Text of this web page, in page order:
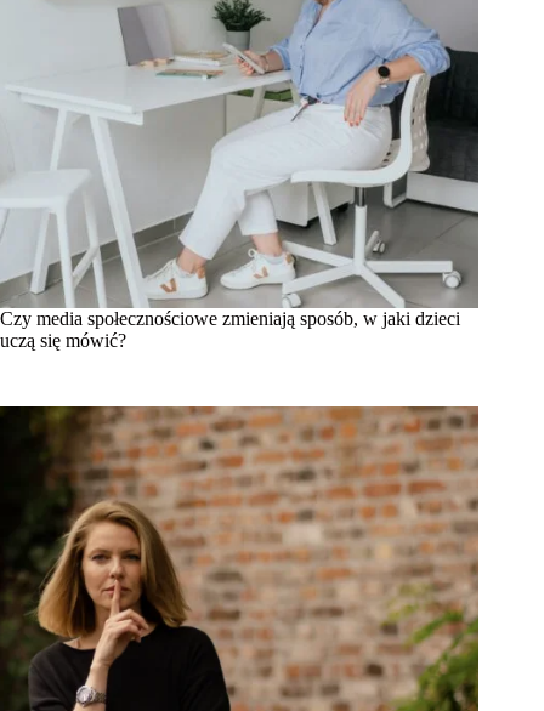
Czy media społecznościowe zmieniają sposób, w jaki dzieci
uczą się mówić?